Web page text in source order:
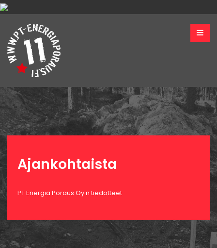
Ajankohtaista
PT Energia Poraus Oy:n tiedotteet